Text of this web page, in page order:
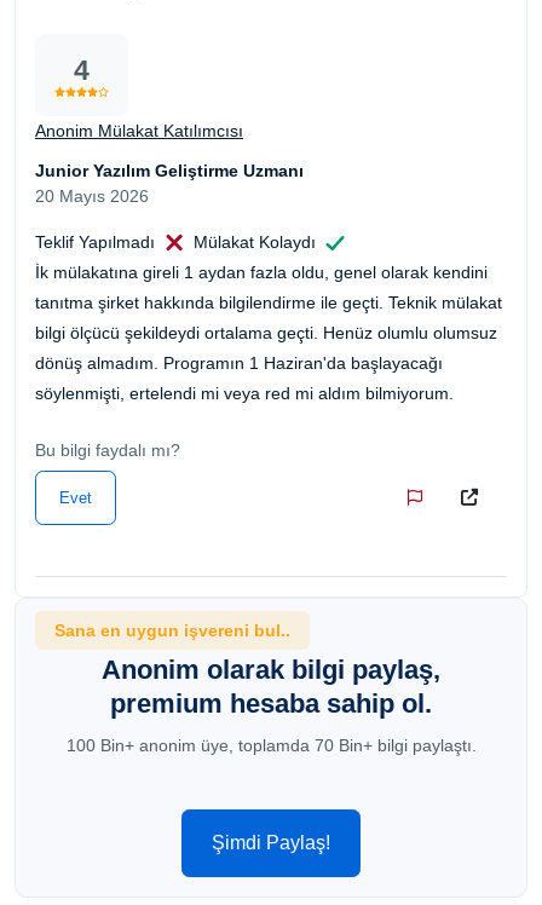
4
Anonim Mülakat Katılımcısı
Junior Yazılım Geliştirme Uzmanı
20 Mayıs 2026
Teklif Yapılmadı
Mülakat Kolaydı
İk mülakatına gireli 1 aydan fazla oldu, genel olarak kendini
tanıtma şirket hakkında bilgilendirme ile geçti. Teknik mülakat
bilgi ölçücü şekildeydi ortalama geçti. Henüz olumlu olumsuz
dönüş almadım. Programın 1 Haziran'da başlayacağı
söylenmişti, ertelendi mi veya red mi aldım bilmiyorum.
Bu bilgi faydalı mı?
Evet
Sana en uygun işvereni bul..
Anonim olarak bilgi paylaş,
premium hesaba sahip ol.
100 Bin+ anonim üye, toplamda 70 Bin+ bilgi paylaştı.
Şimdi Paylaş!